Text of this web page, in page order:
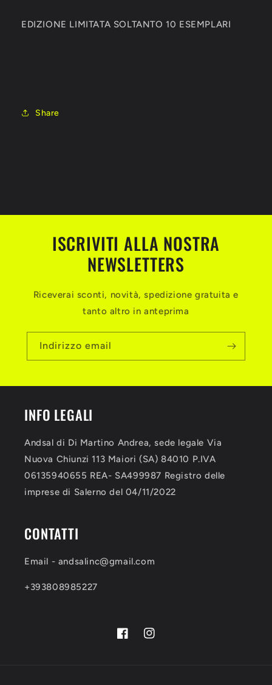
EDIZIONE LIMITATA SOLTANTO 10 ESEMPLARI
Share
ISCRIVITI ALLA NOSTRA
NEWSLETTERS
Riceverai sconti, novità, spedizione gratuita e
tanto altro in anteprima
Indirizzo email
INFO LEGALI
Andsal di Di Martino Andrea, sede legale Via
Nuova Chiunzi 113 Maiori (SA) 84010 P.IVA
06135940655 REA- SA499987 Registro delle
imprese di Salerno del 04/11/2022
CONTATTI
Email - andsalinc@gmail.com
+393808985227
FacebookInstagram